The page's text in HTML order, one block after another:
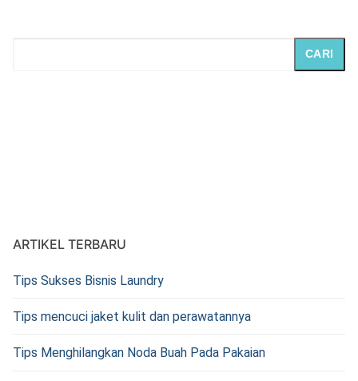
CARI
ARTIKEL TERBARU
Tips Sukses Bisnis Laundry
Tips mencuci jaket kulit dan perawatannya
Tips Menghilangkan Noda Buah Pada Pakaian